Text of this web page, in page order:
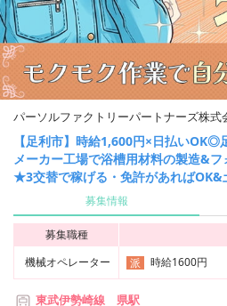
パーソルファクトリーパートナーズ株式
【足利市】時給1,600円×日払いOK◎
メーカー工場で浴槽用材料の製造&
★3交替で稼げる・免許があればOK&
募集情報
募集職種
機械オペレーター
派 時給1600円
東武伊勢崎線 県駅